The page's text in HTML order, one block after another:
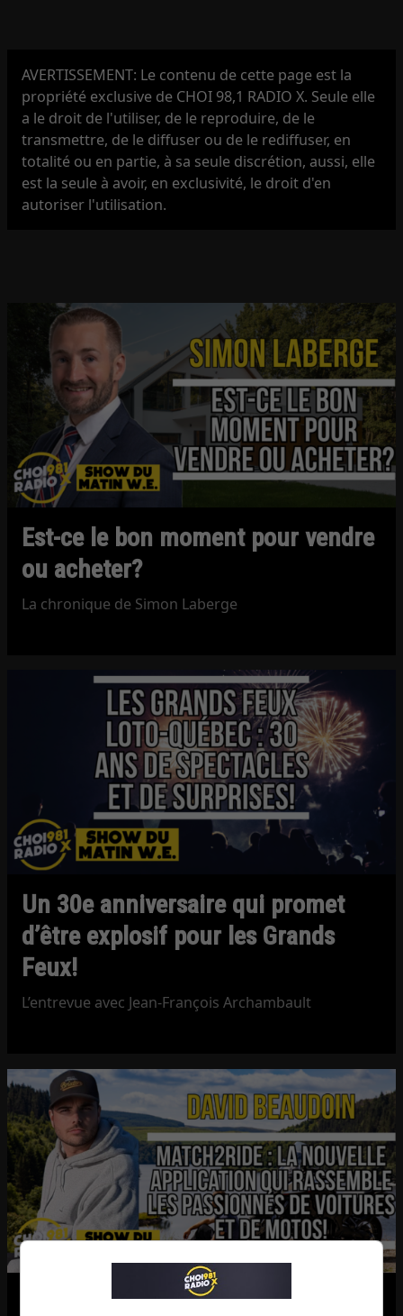
AVERTISSEMENT: Le contenu de cette page est la
propriété exclusive de CHOI 98,1 RADIO X. Seule elle
a le droit de l'utiliser, de le reproduire, de le
transmettre, de le diffuser ou de le rediffuser, en
totalité ou en partie, à sa seule discrétion, aussi, elle
est la seule à avoir, en exclusivité, le droit d'en
autoriser l'utilisation.
Est-ce le bon moment pour vendre
ou acheter?
La chronique de Simon Laberge
Un 30e anniversaire qui promet
d’être explosif pour les Grands
Feux!
L’entrevue avec Jean-François Archambault
Match2Ride : l’application qui